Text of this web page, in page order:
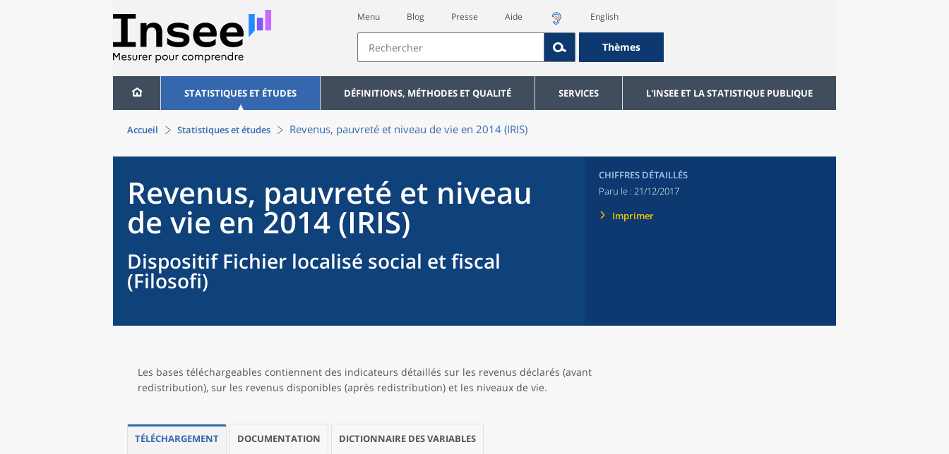
Menu Blog Presse Aide English
Thèmes
STATISTIQUES ET ÉTUDES DÉFINITIONS, MÉTHODES ET QUALITÉ SERVICES L'INSEE ET LA STATISTIQUE PUBLIQUE
Accueil Statistiques et études Revenus, pauvreté et niveau de vie en 2014 (IRIS)
Revenus, pauvreté et niveau
de vie en 2014 (IRIS)
Dispositif Fichier localisé social et fiscal
(Filosofi)
CHIFFRES DÉTAILLÉS
Paru le : 21/12/2017
Imprimer
Les bases téléchargeables contiennent des indicateurs détaillés sur les revenus déclarés (avant
redistribution), sur les revenus disponibles (après redistribution) et les niveaux de vie.
TÉLÉCHARGEMENT DOCUMENTATION DICTIONNAIRE DES VARIABLES